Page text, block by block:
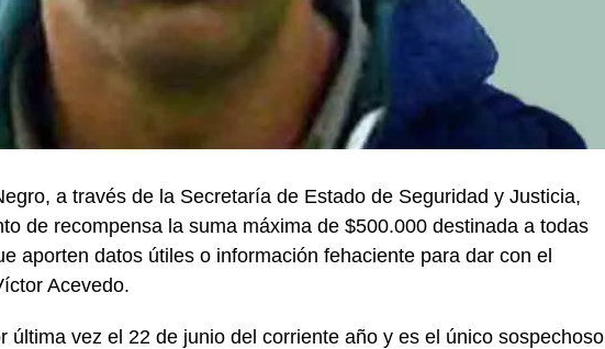
a través de la Secretaría de Estado de Seguridad y Justicia,
de recompensa la suma máxima de $500.000 destinada a todas
aporten datos útiles o información fehaciente para dar con el
Acevedo.
última vez el 22 de junio del corriente año y es el único sospechoso